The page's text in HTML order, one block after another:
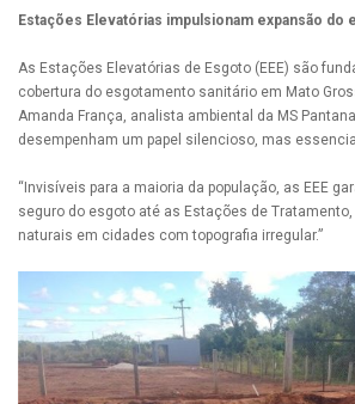
Estações Elevatórias impulsionam expansão do
As Estações Elevatórias de Esgoto (EEE) são
cobertura do esgotamento sanitário em Mato
Amanda França, analista ambiental da MS
desempenham um papel silencioso, mas
“Invisíveis para a maioria da população, as EEE
seguro do esgoto até as Estações de
naturais em cidades com topografia irregular.”